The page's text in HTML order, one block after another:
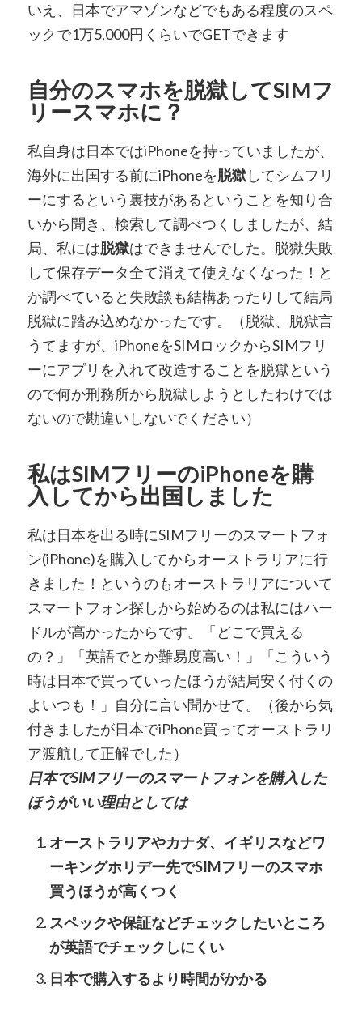
いえ、日本でアマゾンなどでもある程度のスペ
ックで1万5,000円くらいでGETできます
自分のスマホを脱獄してSIMフ
リースマホに？
私自身は日本ではiPhoneを持っていましたが、
海外に出国する前にiPhoneを脱獄してシムフリ
ーにするという裏技があるということを知り合
いから聞き、検索して調べつくしましたが、結
局、私には脱獄はできませんでした。脱獄失敗
して保存データ全て消えて使えなくなった！と
か調べていると失敗談も結構あったりして結局
脱獄に踏み込めなかったです。（脱獄、脱獄言
うてますが、iPhoneをSIMロックからSIMフリ
ーにアプリを入れて改造することを脱獄という
ので何か刑務所から脱獄しようとしたわけでは
ないので勘違いしないでください）
私はSIMフリーのiPhoneを購
入してから出国しました
私は日本を出る時にSIMフリーのスマートフォ
ン(iPhone)を購入してからオーストラリアに行
きました！というのもオーストラリアについて
スマートフォン探しから始めるのは私にはハー
ドルが高かったからです。「どこで買える
の？」「英語でとか難易度高い！」「こういう
時は日本で買っていったほうが結局安く付くの
よいつも！」自分に言い聞かせて。（後から気
付きましたが日本でiPhone買ってオーストラリ
ア渡航して正解でした）
日本でSIMフリーのスマートフォンを購入した
ほうがいい理由としては
オーストラリアやカナダ、イギリスなどワ
ーキングホリデー先でSIMフリーのスマホ
買うほうが高くつく
スペックや保証などチェックしたいところ
が英語でチェックしにくい
日本で購入するより時間がかかる